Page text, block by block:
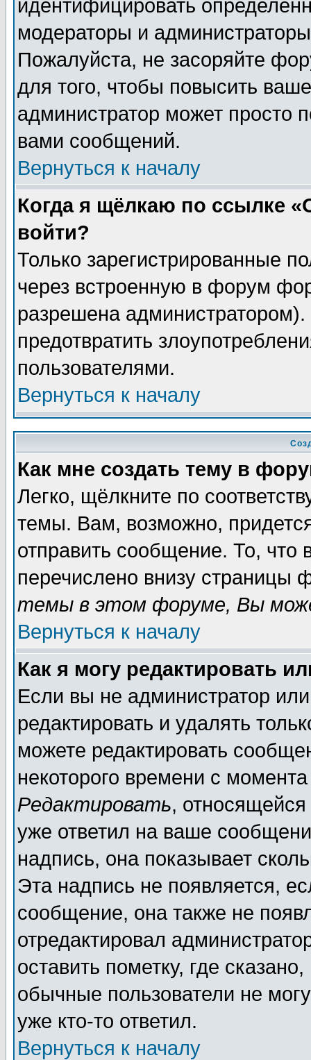
идентифицировать
модераторы и
Пожалуйста, не засоряйте
для того, чтобы повысить
администратор может просто
вами сообщений.
Вернуться к началу
Когда я щёлкаю по ссылке
войти?
Только зарегистрированные
через встроенную в форум
разрешена
предотвратить
пользователями.
Вернуться к началу
Как мне создать тему в
Легко, щёлкните по
темы. Вам, возможно,
отправить сообщение. То,
перечислено внизу страницы
темы в этом форуме, Вы
Вернуться к началу
Как я могу редактировать
Если вы не администратор
редактировать и удалять
можете редактировать
некоторого времени с
Редактировать,
уже ответил на ваше
надпись, она показывает
Эта надпись не появляется,
сообщение, она также не
отредактировал
оставить пометку, где
обычные пользователи не
уже кто-то ответил.
Вернуться к началу